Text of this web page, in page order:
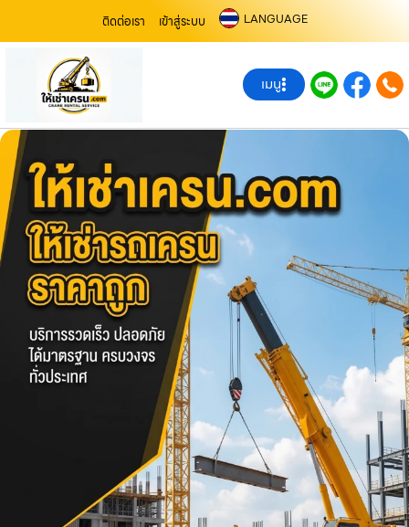
ติดต่อเรา เข้าสู่ระบบ LANGUAGE
เมนู